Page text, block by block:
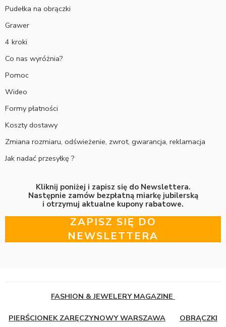
Pudełka na obrączki
Grawer
4 kroki
Co nas wyróżnia?
Pomoc
Wideo
Formy płatności
Koszty dostawy
Zmiana rozmiaru, odświeżenie, zwrot, gwarancja, reklamacja
Jak nadać przesyłkę ?
Kliknij poniżej i zapisz się do Newslettera.
Następnie zamów bezpłatną miarkę jubilerską
i otrzymuj aktualne kupony rabatowe.
ZAPISZ SIĘ DO
NEWSLETTERA
FASHION & JEWELERY MAGAZINE
PIERŚCIONEK ZARĘCZYNOWY WARSZAWA OBRĄCZKI